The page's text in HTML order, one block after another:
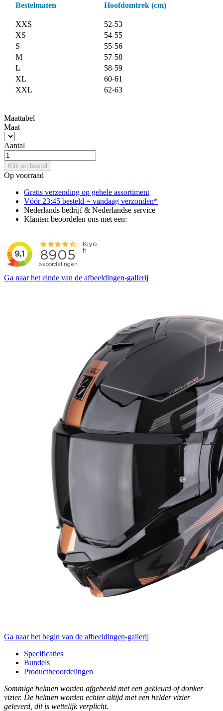
Bestelmaten Hoofdomtrek (cm)
XXS
52-53
XS
54-55
S
55-56
M
57-58
L
58-59
XL
60-61
XXL
62-63
Maattabel
Maat
Aantal
Klik en bestel
Op voorraad
Gratis verzending op gehele assortiment
Vóór 23:45 besteld = vandaag verzonden*
Nederlands bedrijf & Nederlandse service
Klanten beoordelen ons met een:
Ga naar het einde van de afbeeldingen-gallerij
Ga naar het begin van de afbeeldingen-gallerij
Specificaties
Bundels
Productbeoordelingen
Sommige helmen worden afgebeeld met een gekleurd of donker
vizier. De helmen worden echter altijd met een helder vizier
geleverd, dit is wettelijk verplicht.